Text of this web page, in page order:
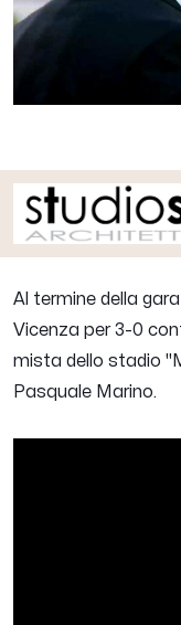
Al termine della
Vicenza per 3-0
mista dello stadio
Pasquale Marino.